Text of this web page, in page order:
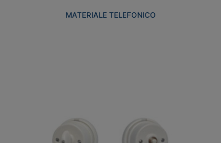
MATERIALE TELEFONICO